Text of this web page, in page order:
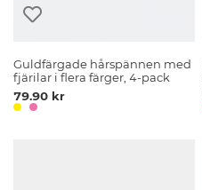
Guldfärgade hårspännen med
fjärilar i flera färger, 4-pack
79.90 kr